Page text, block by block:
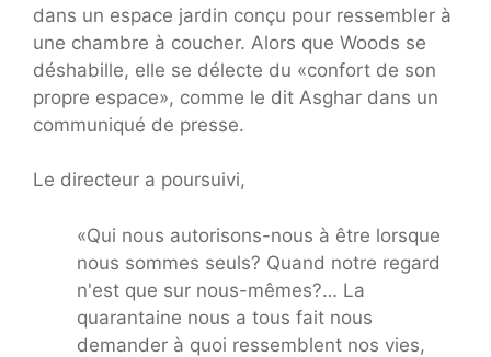
dans un espace jardin conçu pour ressembler à
une chambre à coucher. Alors que Woods se
déshabille, elle se délecte du «confort de son
propre espace», comme le dit Asghar dans un
communiqué de presse.
Le directeur a poursuivi,
«Qui nous autorisons-nous à être lorsque
nous sommes seuls? Quand notre regard
n'est que sur nous-mêmes?… La
quarantaine nous a tous fait nous
demander à quoi ressemblent nos vies,